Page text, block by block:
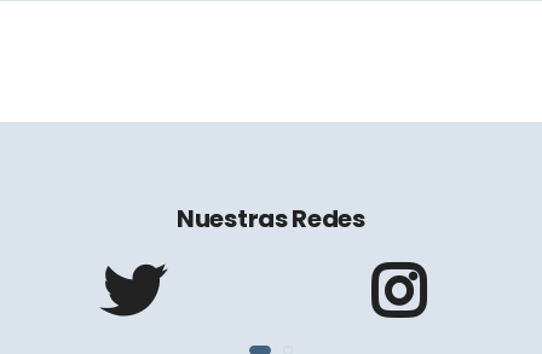
Nuestras Redes